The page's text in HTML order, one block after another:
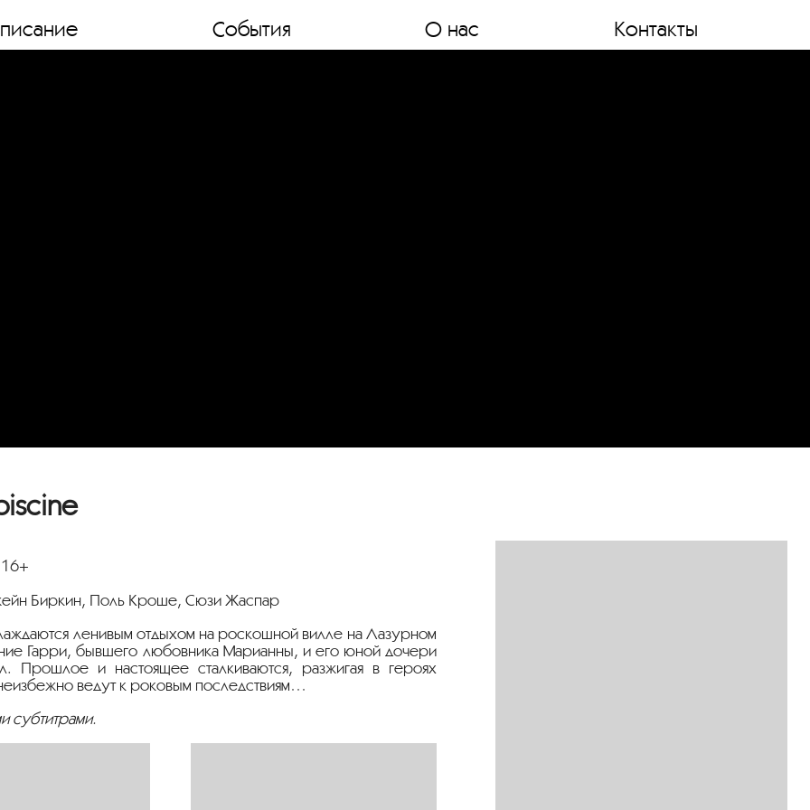
События О нас Контакты
Биркин, Поль Кроше, Сюзи Жаспар
ленивым отдыхом на роскошной вилле на Лазурном
Гарри, бывшего любовника Марианны, и его юной дочери
Прошлое и настоящее сталкиваются, разжигая в героях
ведут к роковым последствиям…
субтитрами.